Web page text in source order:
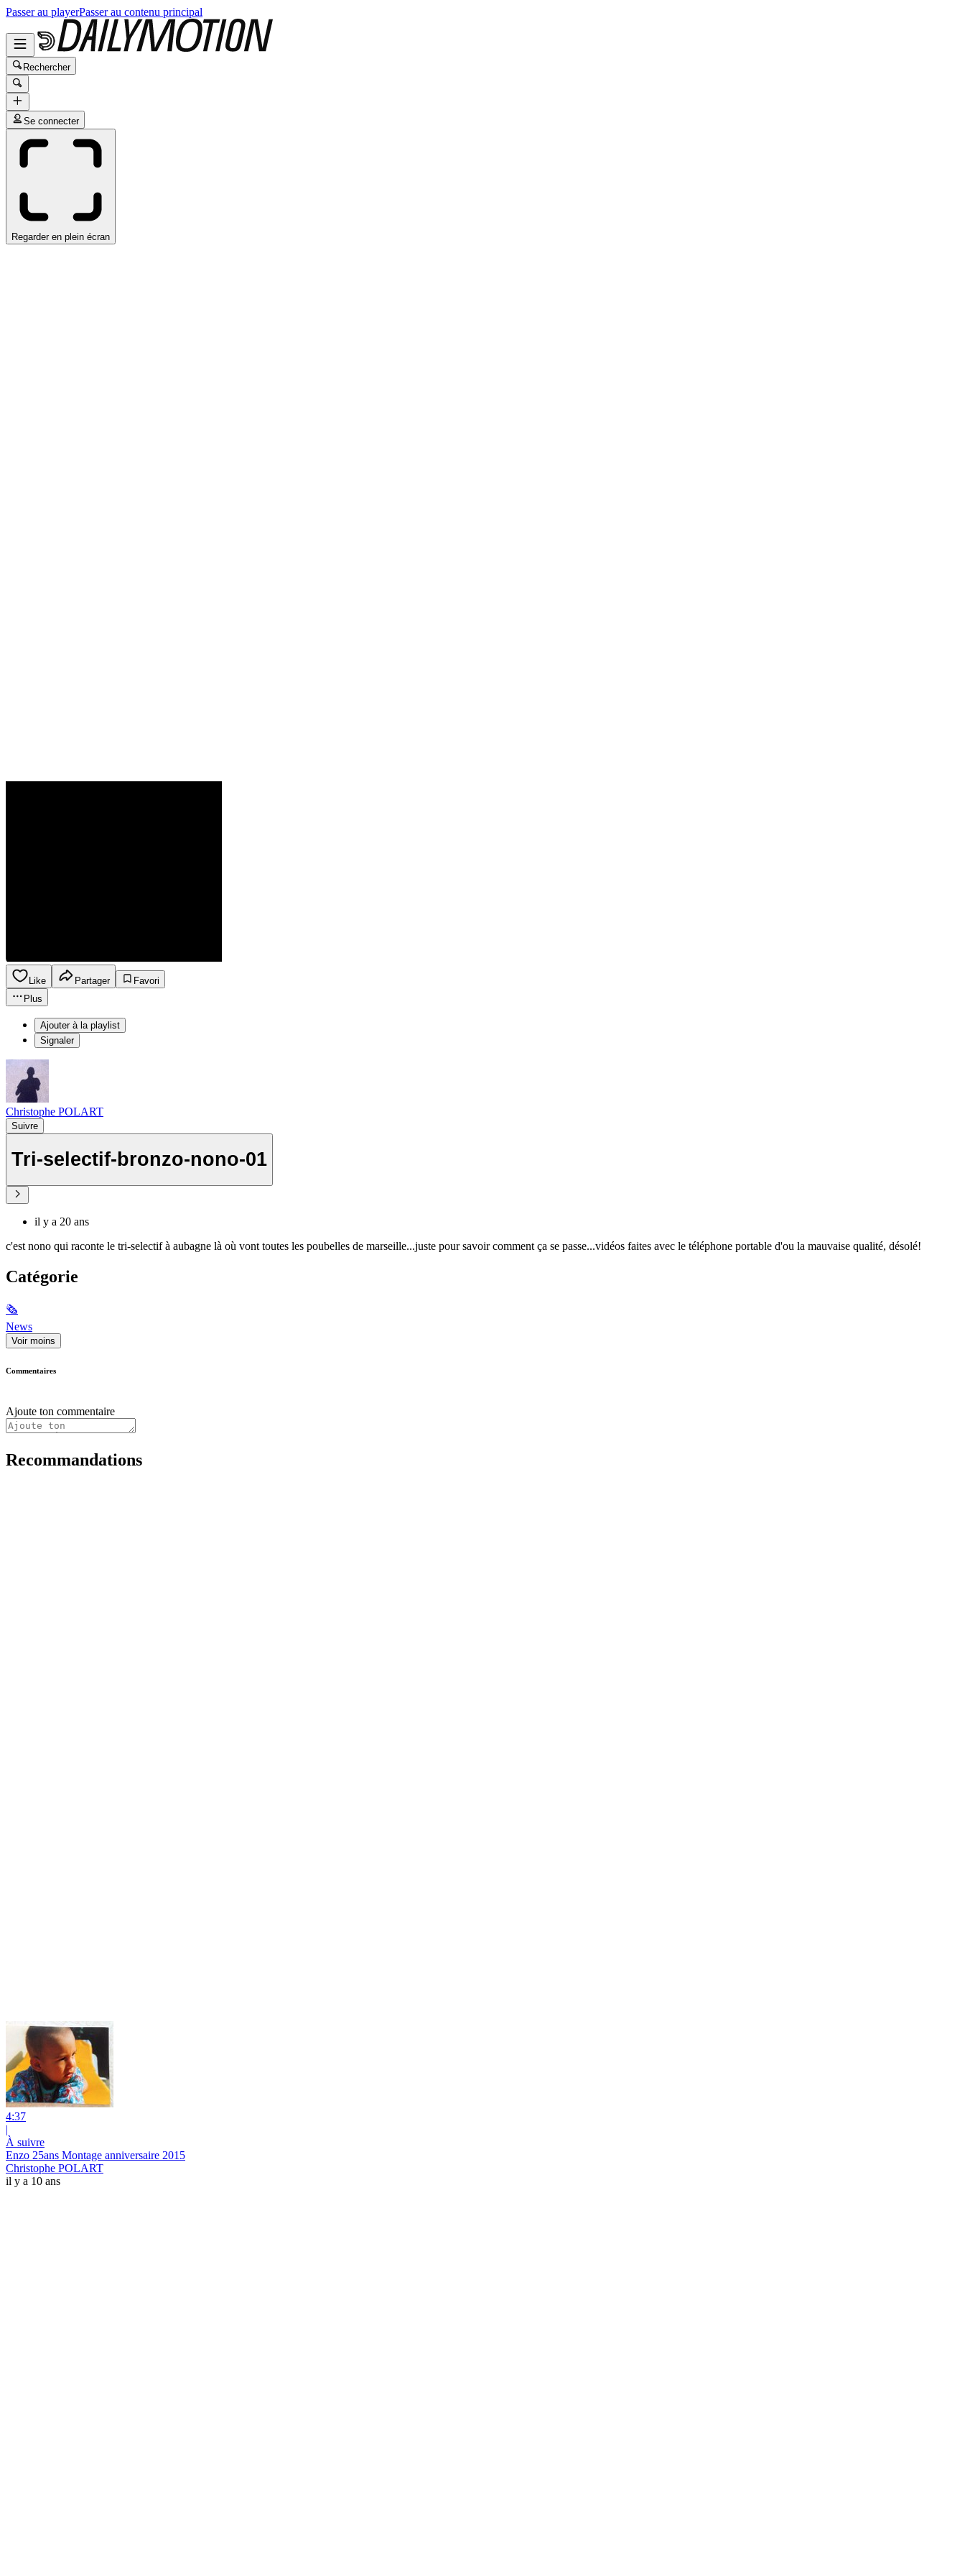
Passer au playerPasser au contenu principal
Rechercher
Se connecter
Regarder en plein écran
Like Partager
Favori
Plus
Ajouter à la playlist
Signaler
Christophe POLART
Suivre
Tri-selectif-bronzo-nono-01
il y a 20 ans
c'est nono qui raconte le tri-selectif à aubagne là où vont toutes les poubelles de marseille...juste pour savoir comment ça se passe...vidéos faites avec le téléphone portable d'ou la mauvaise qualité, désolé!
Catégorie
🗞
News
Voir moins
Commentaires
Ajoute ton commentaire
Recommandations
4:37
|
À suivre
Enzo 25ans Montage anniversaire 2015
Christophe POLART
il y a 10 ans